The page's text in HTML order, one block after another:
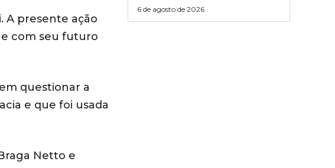
A presente ação
com seu futuro
questionar a
e que foi usada
Netto e
6 de agosto de 2026